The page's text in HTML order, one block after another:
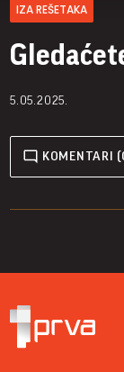
IZA REŠETAKA
5.05.2025.
KOMENTARI